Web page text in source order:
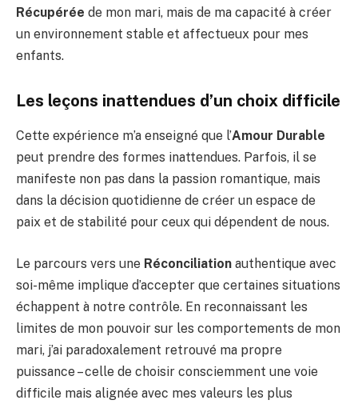
Récupérée de mon mari, mais de ma capacité à créer
un environnement stable et affectueux pour mes
enfants.
Les leçons inattendues d’un choix difficile
Cette expérience m’a enseigné que l’Amour Durable
peut prendre des formes inattendues. Parfois, il se
manifeste non pas dans la passion romantique, mais
dans la décision quotidienne de créer un espace de
paix et de stabilité pour ceux qui dépendent de nous.
Le parcours vers une Réconciliation authentique avec
soi-même implique d’accepter que certaines situations
échappent à notre contrôle. En reconnaissant les
limites de mon pouvoir sur les comportements de mon
mari, j’ai paradoxalement retrouvé ma propre
puissance – celle de choisir consciemment une voie
difficile mais alignée avec mes valeurs les plus